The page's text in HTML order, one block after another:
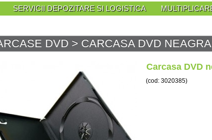
SERVICII DEPOZITARE SI LOGISTICA
DVD > CARCASA DVD
Carcasa DVD
(cod: 3020385)